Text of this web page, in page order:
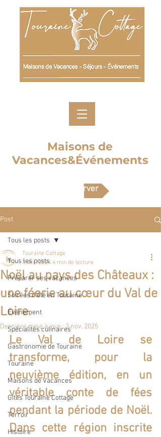
Maisons de
Vacances&Événements
Réserver
Post
Tous les posts
Préparer ses vacances
Soirées d'été en Touraine
Évènement
Spécialités culinaires
Gastronomie de Touraine
Touraine
Maisons de Vacances
Gites Touraine Cottage
Terroir
Histoire
Tous les posts
Noël au pays des Châteaux :
une féerie au cœur du Val de
Loire.
Touraine Cottage
3 déc. 2024 4 min de lecture
Dernière mise à jour :3 nov. 2025
Le Val de Loire se
transforme, pour la
neuvième édition, en un
véritable conte de fées
pendant la période de Noël.
Dans cette région inscrite